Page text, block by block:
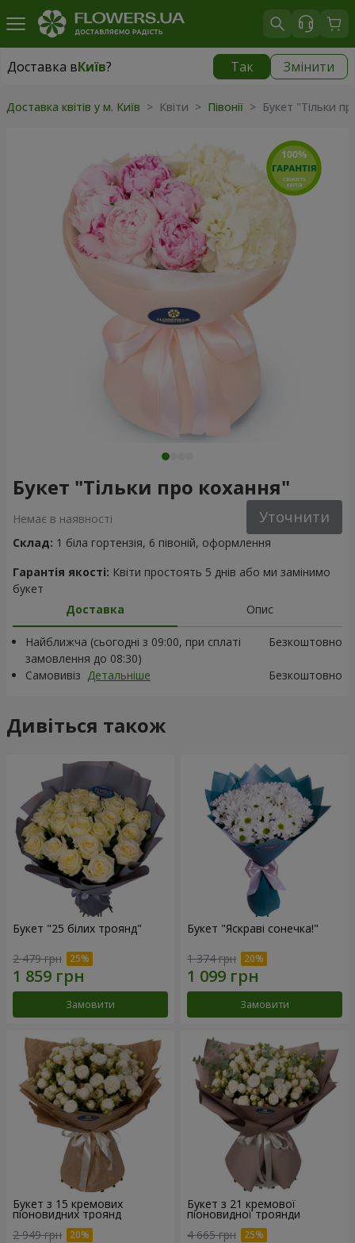
Доставка вКиїв? Так Змінити
Доставка вКиїв
Доставка квітів у м. Київ > Квіти > Півонії > Букет "Тільки
Букет "Тільки про кохання"
Немає в наявності Уточнити
Склад: 1 біла гортензія, 6 півоній, оформлення
Гарантія якості: Квіти простоять 5 днів або ми замінимо
букет
Доставка
Опис
Найближча (сьогодні з 09:00, при сплаті
замовлення до 08:30)
Безкоштовно
Самовивіз Детальніше Безкоштовно
Дивіться також
Букет "25 білих троянд"
2 479 грн
Замовити
Букет "Яскраві сонечка!"
1 374 грн
Замовити
Букет з 15 кремових
піоновидних троянд
2 949 грн
Букет з 21 кремової
піоновидної троянди
4 665 грн